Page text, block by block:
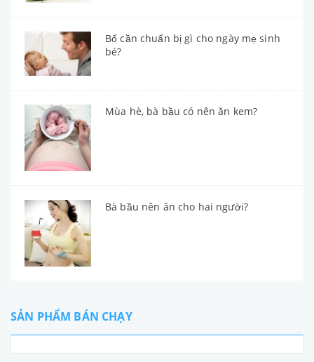
Bố cần chuẩn bị gì cho ngày mẹ sinh
bé?
Mùa hè, bà bầu có nên ăn kem?
Bà bầu nên ăn cho hai người?
SẢN PHẨM BÁN CHẠY